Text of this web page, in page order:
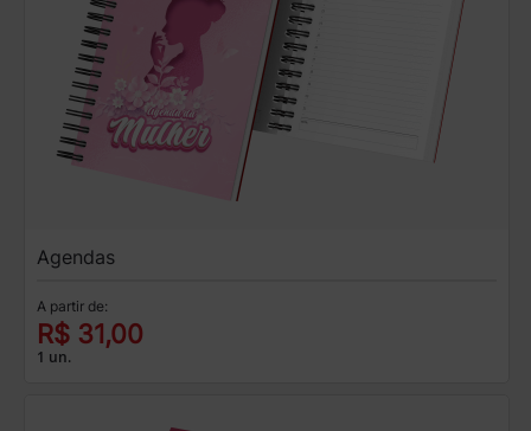
Agendas
A partir de:
R$ 31,00
1 un.